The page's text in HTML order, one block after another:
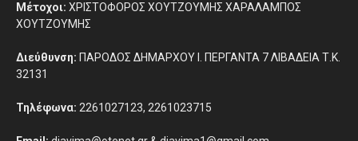
Μέτοχοι: ΧΡΙΣΤΟΦΟΡΟΣ ΧΟΥΤΖΟΥΜΗΣ ΧΑΡΑΛΑΜΠΟΣ
ΧΟΥΤΖΟΥΜΗΣ
Διεύθυνση: ΠΑΡΟΔΟΣ ΔΗΜΑΡΧΟΥ Ι. ΠΕΡΓΑΝΤΑ 7 ΛΙΒΑΔΕΙΑ Τ.Κ.
32131
Τηλέφωνα: 2261027123, 2261023715